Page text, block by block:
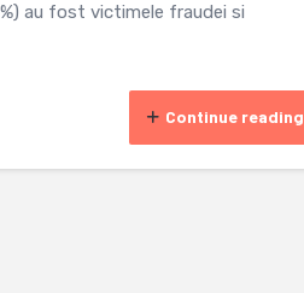
au fost victimele fraudei si
Continue reading